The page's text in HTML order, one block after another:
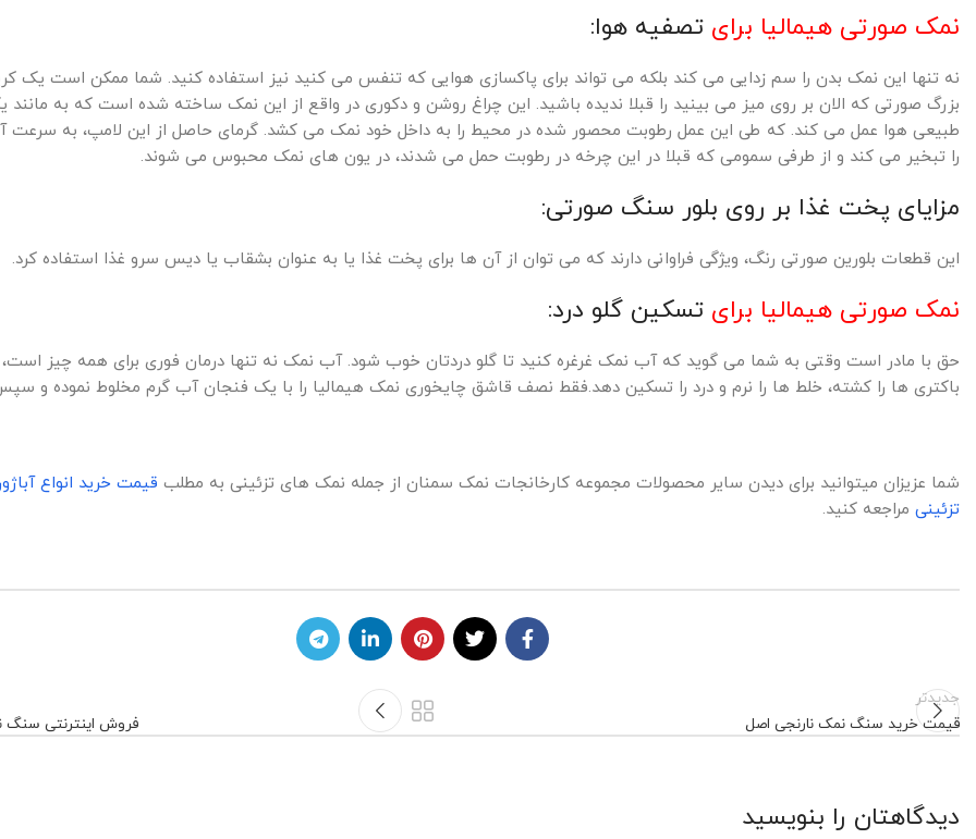
نمک صورتی هیمالیا برای تصفیه هوا:
نه تنها این نمک بدن را سم زدایی می کند بلکه می تواند برای پاکسازی هوایی که تنفس می کنید نیز استفاده کنید. شما ممکن است یک
بزرگ صورتی که الان بر روی میز می بینید را قبلا ندیده باشید. این چراغ روشن و دکوری در واقع از این نمک ساخته شده است که به
طبیعی هوا عمل می کند. که طی این عمل رطوبت محصور شده در محیط را به داخل خود نمک می کشد. گرمای حاصل از این لامپ، به سرعت
را تبخیر می کند و از طرفی سمومی که قبلا در این چرخه در رطوبت حمل می شدند، در یون های نمک محبوس می شوند.
مزایای پخت غذا بر روی بلور سنگ صورتی:
این قطعات بلورین صورتی رنگ، ویژگی فراوانی دارند که می توان از آن ها برای پخت غذا یا به عنوان بشقاب یا دیس سرو غذا استفاده کرد.
نمک صورتی هیمالیا برای تسکین گلو درد:
حق با مادر است وقتی به شما می گوید که آب نمک غرغره کنید تا گلو دردتان خوب شود. آب نمک نه تنها درمان فوری برای همه چیز است،
باکتری ها را کشته، خلط ها را نرم و درد را تسکین دهد.فقط نصف قاشق چایخوری نمک هیمالیا را با یک فنجان آب گرم مخلوط نموده و
شما عزیزان میتوانید برای دیدن سایر محصولات مجموعه کارخانجات نمک سمنان از جمله نمک های تزئینی به مطلب قیمت خرید انواع
تزئینی مراجعه کنید.
جدیدتر
قیمت خرید سنگ نمک نارنجی اصل
فروش اینترنتی سنگ
دیدگاهتان را بنویسید